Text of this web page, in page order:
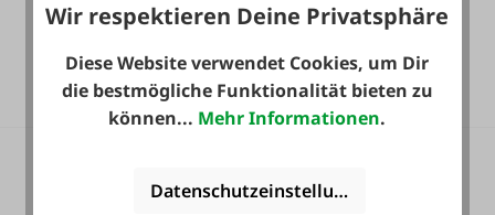
ganzes Jahr! *
Wir respektieren Deine Privatsphäre
Diese Website verwendet Cookies, um Dir
die bestmögliche Funktionalität bieten zu
können... Mehr Informationen.
Datenschutzeinstellungen